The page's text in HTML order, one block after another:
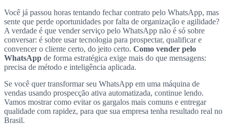
Você já passou horas tentando fechar contrato pelo WhatsApp, mas
sente que perde oportunidades por falta de organização e agilidade?
A verdade é que vender serviço pelo WhatsApp não é só sobre
conversar: é sobre usar tecnologia para prospectar, qualificar e
convencer o cliente certo, do jeito certo. Como vender pelo
WhatsApp de forma estratégica exige mais do que mensagens:
precisa de método e inteligência aplicada.
Se você quer transformar seu WhatsApp em uma máquina de
vendas usando prospecção ativa automatizada, continue lendo.
Vamos mostrar como evitar os gargalos mais comuns e entregar
qualidade com rapidez, para que sua empresa tenha resultado real no
Brasil.